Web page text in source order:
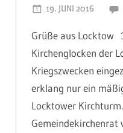
19. JUNI 2016
Grüße aus Locktow
Kirchenglocken der
Kriegszwecken
erklang nur ein
Locktower
Gemeindekirchenrat